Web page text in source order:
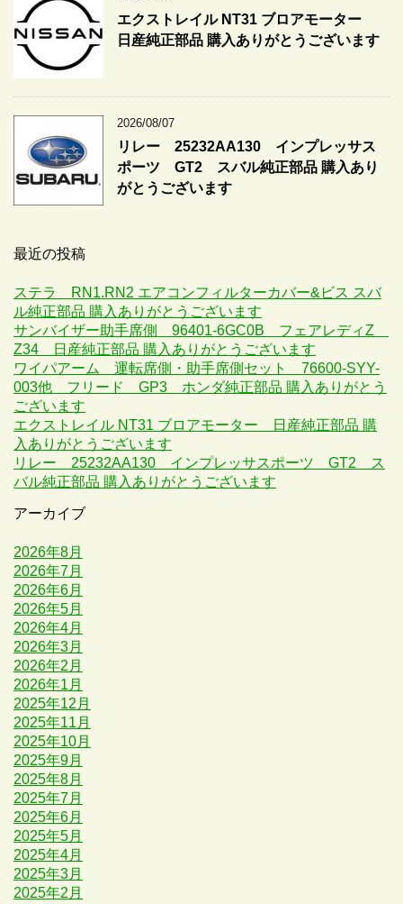
エクストレイル NT31 ブロアモーター
日産純正部品 購入ありがとうございます
2026/08/07
リレー 25232AA130 インプレッサス
ポーツ GT2 スバル純正部品 購入あり
がとうございます
最近の投稿
ステラ RN1.RN2 エアコンフィルターカバー&ビス スバ
ル純正部品 購入ありがとうございます
サンバイザー助手席側 96401-6GC0B フェアレディZ
Z34 日産純正部品 購入ありがとうございます
ワイパアーム 運転席側・助手席側セット 76600-SYY-
003他 フリード GP3 ホンダ純正部品 購入ありがとう
ございます
エクストレイル NT31 ブロアモーター 日産純正部品 購
入ありがとうございます
リレー 25232AA130 インプレッサスポーツ GT2 ス
バル純正部品 購入ありがとうございます
アーカイブ
2026年8月
2026年7月
2026年6月
2026年5月
2026年4月
2026年3月
2026年2月
2026年1月
2025年12月
2025年11月
2025年10月
2025年9月
2025年8月
2025年7月
2025年6月
2025年5月
2025年4月
2025年3月
2025年2月